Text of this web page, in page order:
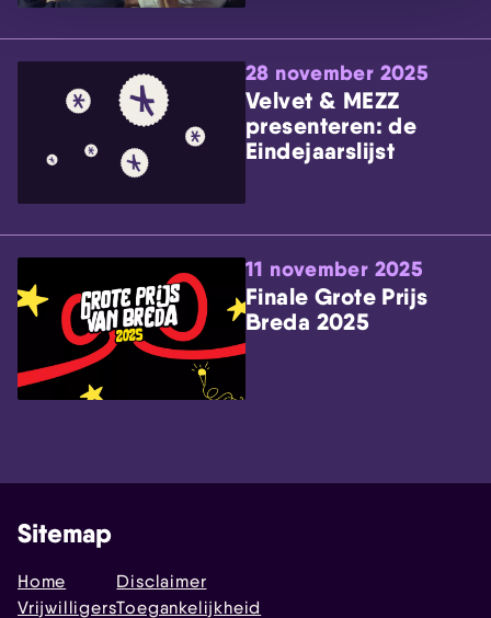
28 november 2025
Velvet & MEZZ
presenteren: de
Eindejaarslijst
11 november 2025
Finale Grote Prijs
Breda 2025
Sitemap
Home
Vrijwilligers
Disclaimer
Toegankelijkheid